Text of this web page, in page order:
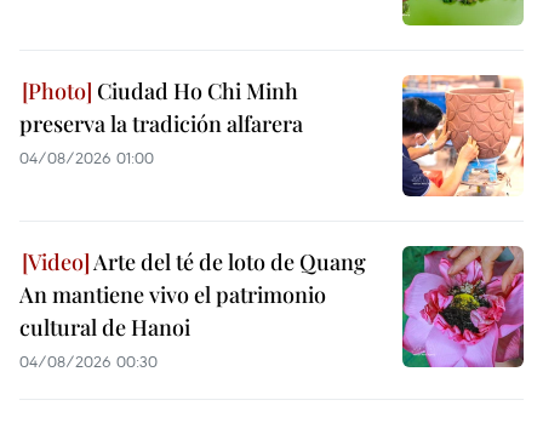
Ciudad Ho Chi Minh
preserva la tradición alfarera
04/08/2026 01:00
Arte del té de loto de Quang
An mantiene vivo el patrimonio
cultural de Hanoi
04/08/2026 00:30